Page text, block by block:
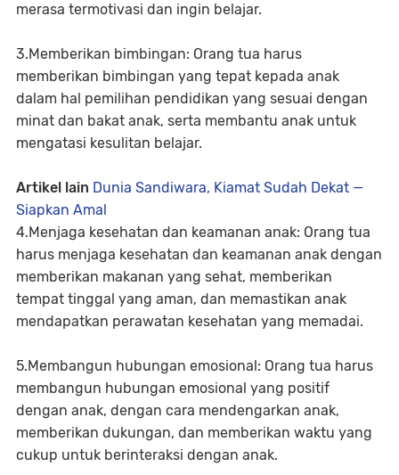
merasa termotivasi dan ingin belajar.
3.Memberikan bimbingan: Orang tua harus
memberikan bimbingan yang tepat kepada anak
dalam hal pemilihan pendidikan yang sesuai dengan
minat dan bakat anak, serta membantu anak untuk
mengatasi kesulitan belajar.
Artikel lain Dunia Sandiwara, Kiamat Sudah Dekat —
Siapkan Amal
4.Menjaga kesehatan dan keamanan anak: Orang tua
harus menjaga kesehatan dan keamanan anak dengan
memberikan makanan yang sehat, memberikan
tempat tinggal yang aman, dan memastikan anak
mendapatkan perawatan kesehatan yang memadai.
5.Membangun hubungan emosional: Orang tua harus
membangun hubungan emosional yang positif
dengan anak, dengan cara mendengarkan anak,
memberikan dukungan, dan memberikan waktu yang
cukup untuk berinteraksi dengan anak.